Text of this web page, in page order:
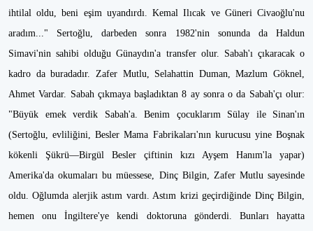
ihtilal oldu, beni eşim uyandırdı. Kemal Ilıcak ve Güneri Civaoğlu'nu
aradım..." Sertoğlu, darbeden sonra 1982'nin sonunda da Haldun
Simavi'nin sahibi olduğu Günaydın'a transfer olur. Sabah'ı çıkaracak o
kadro da buradadır. Zafer Mutlu, Selahattin Duman, Mazlum Göknel,
Ahmet Vardar. Sabah çıkmaya başladıktan 8 ay sonra o da Sabah'çı olur:
"Büyük emek verdik Sabah'a. Benim çocuklarım Sülay ile Sinan'ın
(Sertoğlu, evliliğini, Besler Mama Fabrikaları'nın kurucusu yine Boşnak
kökenli Şükrü—Birgül Besler çiftinin kızı Ayşem Hanım'la yapar)
Amerika'da okumaları bu müessese, Dinç Bilgin, Zafer Mutlu sayesinde
oldu. Oğlumda alerjik astım vardı. Astım krizi geçirdiğinde Dinç Bilgin,
hemen onu İngiltere'ye kendi doktoruna gönderdi. Bunları hayatta